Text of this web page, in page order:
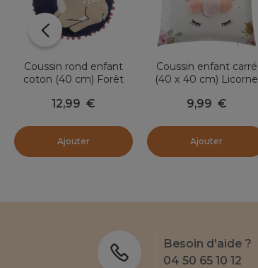
Coussin rond enfant
coton (40 cm) Forêt
12,99 €
Ajouter
Coussin enfant carré
(40 x 40 cm) Licorne
9,99 €
Ajouter
Besoin d'aide ?
04 50 65 10 12